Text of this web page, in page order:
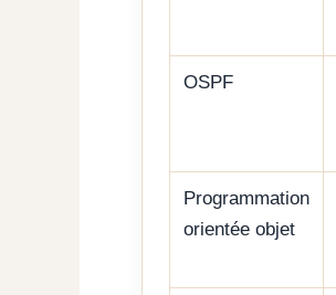
OSPF
Programmation
orientée objet